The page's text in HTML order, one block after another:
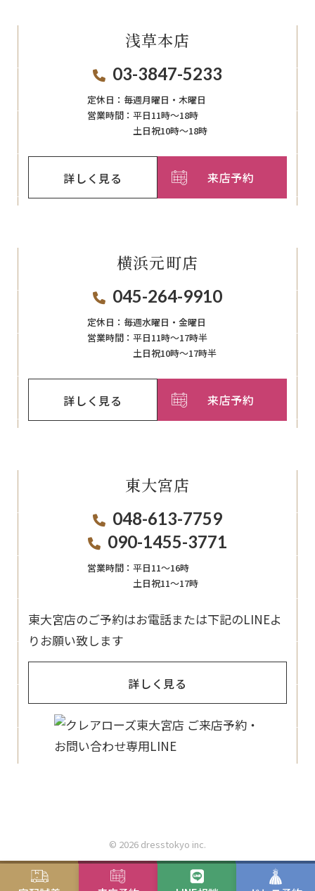
浅草本店
03-3847-5233
定休日： 毎週月曜日・木曜日
営業時間： 平日11時～18時
土日祝10時～18時
詳しく見る 来店予約
横浜元町店
045-264-9910
定休日： 毎週⽔曜⽇‧⾦曜⽇
営業時間： 平日11時～17時半
土日祝10時～17時半
詳しく見る 来店予約
東大宮店
048-613-7759
090-1455-3771
営業時間： 平日11〜16時
土日祝11〜17時
東大宮店のご予約はお電話または下記のLINEよ
りお願い致します
詳しく見る
© 2026 dresstokyo inc.